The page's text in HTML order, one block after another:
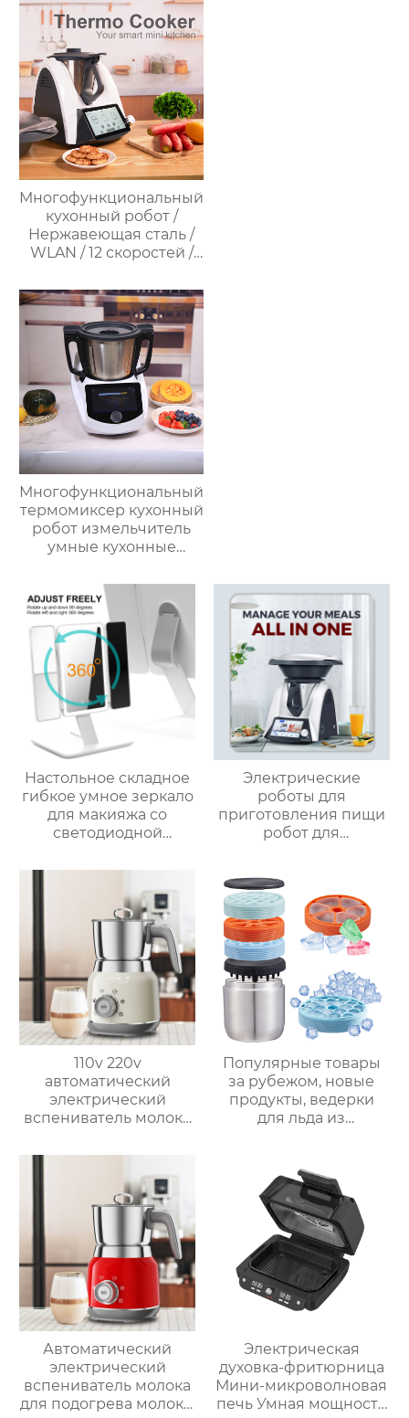
многофункциональный
кухонный комбайн
Многофункциональный
кухонный робот /
Нержавеющая сталь /
WLAN / 12 скоростей /
Программируемый /
Предустановленные
рецепты / Миксер
Многофункциональный
термомиксер кухонный
робот измельчитель
умные кухонные
термомиксер Китай
для продажи с
мясорубкой и Wi-Fi
Настольное складное
гибкое умное зеркало
для макияжа со
светодиодной
Электрические
роботы для
приготовления пищи
робот для
высокоскоростной
супница кухонный
комбайн кухонная
техника Термомиксер
110v 220v
автоматический
электрический
вспениватель молока
молока машина для
приготовления
горячего шоколада
Популярные товары
за рубежом, новые
продукты, ведерки
для льда из
ведерки,
многослойное
приготовление льда,
быстрое
высвобождение,
бытовые
льдогенераторы
Автоматический
электрический
вспениватель молока
для подогрева молока,
Электрическая
духовка-фритюрница
Мини-микроволновая
печь Умная мощность